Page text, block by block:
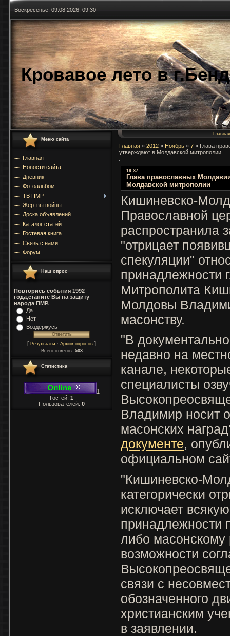
Воскресенье, 09.08.2026, 09:30
Кровавое лето в
Меню сайта
Главная
Новости сайта
Дневник
Фотоальбом
ТВ ПМР
Жертвы войны
Доска объявлений
Каталог статей
Гостевая книга
Связь с нами
Форум
Наш опрос
Повторись события 1992
года,станите Вы на защиту
народа ПМР.
Да
Нет
Воздержусь
[ Результаты · Архив опросов ]
Всего ответов: 503
Статистика
1
Гостей: 1
Пользователей: 0
Главная
Главная » 2012 » Ноябрь » 7 » Глава
утверждают в Молдавской митрополии
19:37
Глава православных
Молдавской митрополии
Кишиневско-
Православной
распространила
"отрицает
спекуляции"
принадлежности
Митрополита
Молдовы
масонству.
"В
недавно на
канале,
специалисты
Владимир носит
масонских
документе,
официальном
"Кишиневско-
категорически
исключает
принадлежности
либо масонскому
возможности
связи с
обозначенного
христианским
в заявлении.